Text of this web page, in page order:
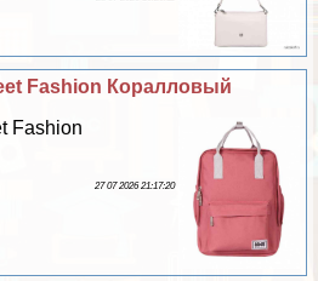
Fashion Коралловый
Fashion
27 07 2026 21:17:20